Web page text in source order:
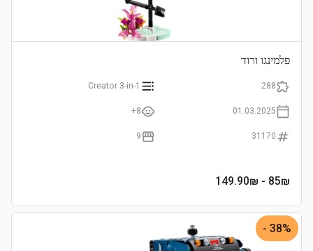
פלמינגו ורוד
288
Creator 3-in-1
01.03.2025
8+
31170
9
85₪
- 149.90₪
38% -